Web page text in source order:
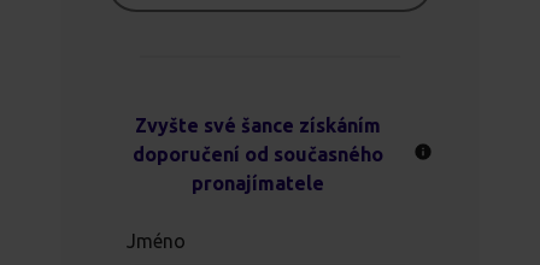
Zvyšte své šance získáním
doporučení od současného
pronajímatele
Jméno